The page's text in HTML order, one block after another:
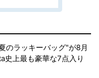
のラッキーバッグ"が8月
史上最も豪華な7点入り